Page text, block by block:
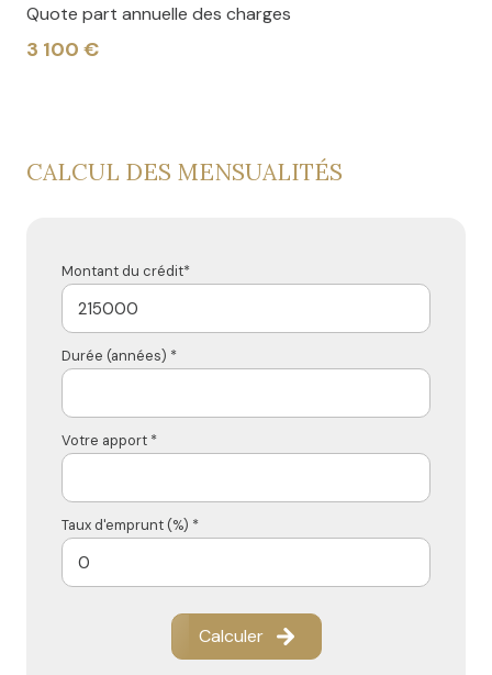
Quote part annuelle des charges
3 100 €
CALCUL DES MENSUALITÉS
Montant du crédit*
Durée (années) *
Votre apport *
Taux d'emprunt (%) *
Calculer